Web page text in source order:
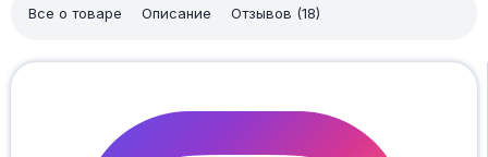
Все о товаре Описание Отзывов (18)